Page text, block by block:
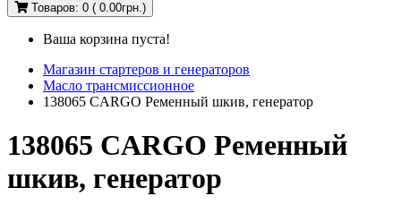
Товаров: 0 ( 0.00грн.)
Ваша корзина пуста!
Магазин стартеров и генераторов
Масло трансмиссионное
138065 CARGO Ременный шкив, генератор
138065 CARGO Ременный
шкив, генератор